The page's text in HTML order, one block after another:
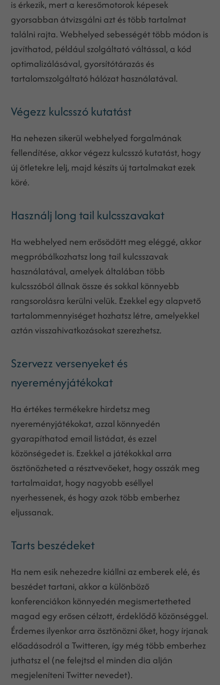
is érkezik, mert a keresőmotorok képesek
gyorsabban átvizsgálni azt és több tartalmat
találni rajta. Webhelyed sebességét több módon is
javíthatod, például szolgáltató váltással, a kód
optimalizálásával, gyorsítótárazás és
tartalomszolgáltató hálózat használatával.
Végezz kulcsszó kutatást
Ha nehezen sikerül webhelyed forgalmának
fellendítése, akkor végezz kulcsszó kutatást, hogy
új ötletekre lelj, majd készíts új tartalmakat ezek
köré.
Használj long tail kulcsszavakat
Ha webhelyed nem erősödött meg eléggé, akkor
megpróbálkozhatsz long tail kulcsszavak
használatával, amelyek általában több
kulcsszóból állnak össze és sokkal könnyebb
rangsorolásra kerülni velük. Ezekkel egy alapvető
tartalommennyiséget hozhatsz létre, amelyekkel
aztán visszahivatkozásokat szerezhetsz.
Szervezz versenyeket és
nyereményjátékokat
Ha értékes termékekre hirdetsz meg
nyereményjátékokat, azzal könnyedén
gyarapíthatod email listádat, és ezzel
közönségedet is. Ezekkel a játékokkal arra
ösztönözheted a résztvevőeket, hogy osszák meg
tartalmaidat, hogy nagyobb eséllyel
nyerhessenek, és hogy azok több emberhez
eljussanak.
Tarts beszédeket
Ha nem esik nehezedre kiállni az emberek elé, és
beszédet tartani, akkor a különböző
konferenciákon könnyedén megismertetheted
magad egy erősen célzott, érdeklődő közönséggel.
Érdemes ilyenkor arra ösztönözni őket, hogy írjanak
előadásodról a Twitteren, így még több emberhez
juthatsz el (ne felejtsd el minden dia alján
megjeleníteni Twitter nevedet).